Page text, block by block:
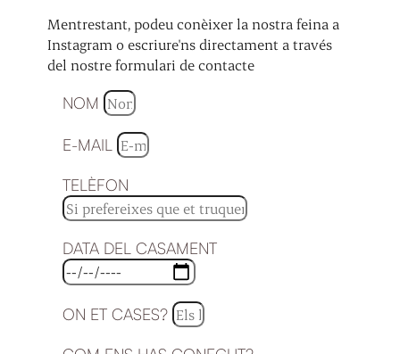
Mentrestant, podeu conèixer la nostra feina a
Instagram o escriure'ns directament a través
del nostre formulari de contacte
NOM
E-MAIL
TELÈFON
DATA DEL CASAMENT
ON ET CASES?